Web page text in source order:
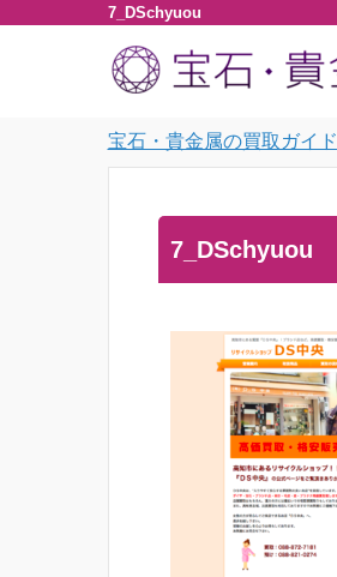
7_DSchyuou
宝石・貴金属の買取ガイド
7_DSchyuou